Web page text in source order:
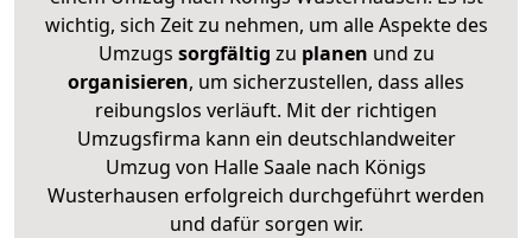
wichtig, sich Zeit zu nehmen, um alle Aspekte des
Umzugs sorgfältig zu planen und zu
organisieren, um sicherzustellen, dass alles
reibungslos verläuft. Mit der richtigen
Umzugsfirma kann ein deutschlandweiter
Umzug von Halle Saale nach Königs
Wusterhausen erfolgreich durchgeführt werden
und dafür sorgen wir.